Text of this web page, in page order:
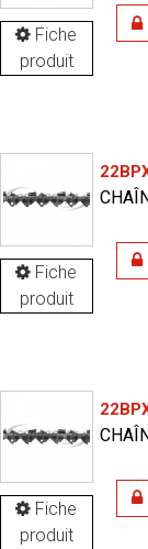
Fiche
produit
Fiche
produit
Fiche
produit